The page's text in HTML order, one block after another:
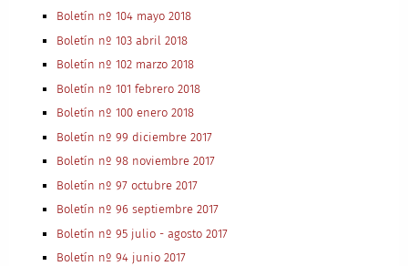
Boletín nº 104 mayo 2018
Boletín nº 103 abril 2018
Boletín nº 102 marzo 2018
Boletín nº 101 febrero 2018
Boletín nº 100 enero 2018
Boletín nº 99 diciembre 2017
Boletín nº 98 noviembre 2017
Boletín nº 97 octubre 2017
Boletín nº 96 septiembre 2017
Boletín nº 95 julio - agosto 2017
Boletín nº 94 junio 2017